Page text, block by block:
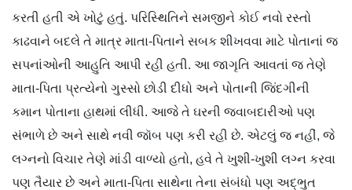
કરતી હતી એ ખોટું હતું. પરિસ્થિતિને સમજીને કોઈ નવો રસ્તો
કાઢવાને બદલે તે માત્ર માતા-પિતાને સબક શીખવવા માટે પોતાનાં જ
સપનાંઓની આહુતિ આપી રહી હતી. આ જાગૃતિ આવતાં જ તેણે
માતા-પિતા પ્રત્યેનો ગુસ્સો છોડી દીધો અને પોતાની જિંદગીની
કમાન પોતાના હાથમાં લીધી. આજે તે ઘરની જવાબદારીઓ પણ
સંભાળે છે અને સાથે નવી જૉબ પણ કરી રહી છે. એટલું જ નહીં, જે
લગ્નનો વિચાર તેણે માંડી વાળ્યો હતો, હવે તે ખુશી-ખુશી લગ્ન કરવા
પણ તૈયાર છે અને માતા-પિતા સાથેના તેના સંબંધો પણ અદ્ભુત